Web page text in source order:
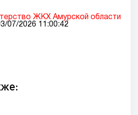
ЖКХ Амурской области
07/2026 11:00:42